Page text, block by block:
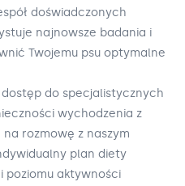
doświadczonych
najnowsze badania i
Twojemu psu optymalne
do specjalistycznych
wychodzenia z
rozmowę z naszym
plan diety
poziomu aktywności